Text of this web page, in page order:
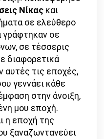
Νίκας και
σε ελεύθερο
γράφτηκαν σε
σε τέσσερις
διαφορετικά
αυτές τις εποχές,
γεννάει κάθε
στην άνοιξη,
μου εποχή.
η εποχή της
ξαναζωντανεύει